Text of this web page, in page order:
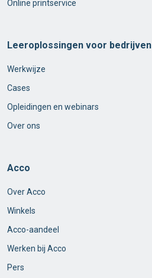
Online printservice
Leeroplossingen voor bedrijven
Werkwijze
Cases
Opleidingen en webinars
Over ons
Acco
Over Acco
Winkels
Acco-aandeel
Werken bij Acco
Pers